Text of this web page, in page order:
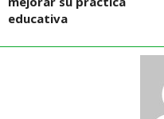
educativa